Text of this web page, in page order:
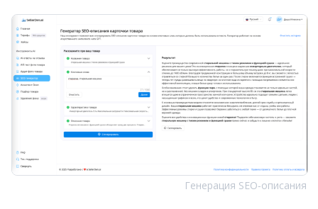
Генерация SEO‑описания